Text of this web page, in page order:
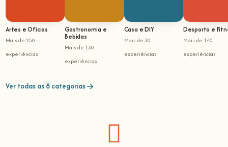
Artes e Ofícios
Mais de 250
experiências
Gastronomia e
Bebidas
Mais de 130
experiências
Casa e DIY
Mais de 30
experiências
Desporto e
Mais de 140
experiências
Ver todas as 8 categorias